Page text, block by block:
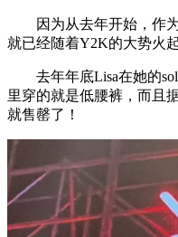
因为从去年开始，作为
就已经随着Y2K的大势火起
去年年底Lisa在她的
里穿的就是低腰裤，而且
就售罄了！